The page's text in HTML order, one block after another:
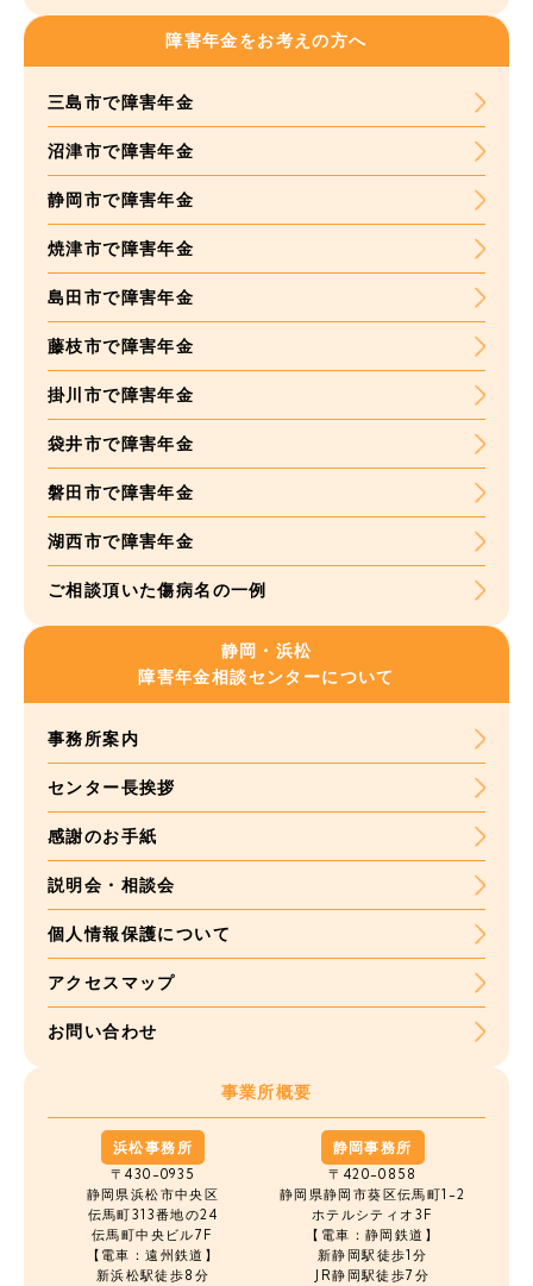
障害年金をお考えの方へ
三島市で障害年金
沼津市で障害年金
静岡市で障害年金
焼津市で障害年金
島田市で障害年金
藤枝市で障害年金
掛川市で障害年金
袋井市で障害年金
磐田市で障害年金
湖西市で障害年金
ご相談頂いた傷病名の一例
静岡・浜松
障害年金相談センターについて
事務所案内
センター長挨拶
感謝のお手紙
説明会・相談会
個人情報保護について
アクセスマップ
お問い合わせ
事業所概要
浜松事務所
〒430-0935
静岡県浜松市中央区
伝馬町313番地の24
伝馬町中央ビル7F
【電車：遠州鉄道】
新浜松駅徒歩8分
静岡事務所
〒420-0858
静岡県静岡市葵区伝馬町1-2
ホテルシティオ3F
【電車：静岡鉄道】
新静岡駅徒歩1分
JR静岡駅徒歩7分